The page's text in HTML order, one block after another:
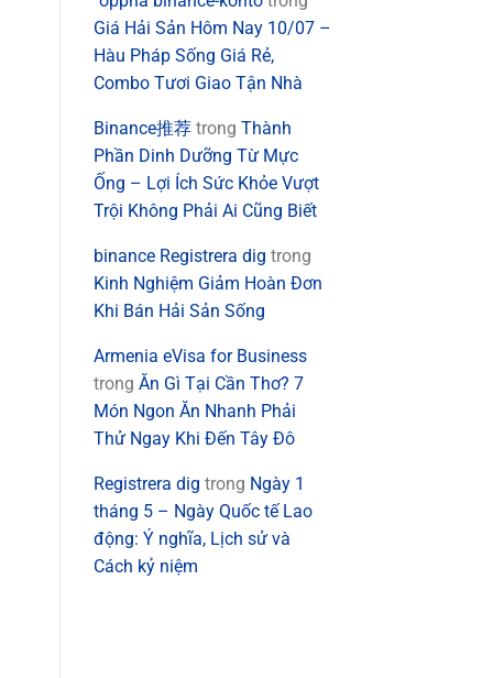
Giá Hải Sản Hôm Nay 10/07 –
Hàu Pháp Sống Giá Rẻ,
Combo Tươi Giao Tận Nhà
Binance推荐trong Thành
Phần Dinh Dưỡng Từ Mực
Ống – Lợi Ích Sức Khỏe Vượt
Trội Không Phải Ai Cũng Biết
binance Registrera dig trong
Kinh Nghiệm Giảm Hoàn Đơn
Khi Bán Hải Sản Sống
Armenia eVisa for Business
trong Ăn Gì Tại Cần Thơ? 7
Món Ngon Ăn Nhanh Phải
Thử Ngay Khi Đến Tây Đô
Registrera dig trong Ngày 1
tháng 5 – Ngày Quốc tế Lao
động: Ý nghĩa, Lịch sử và
Cách kỷ niệm